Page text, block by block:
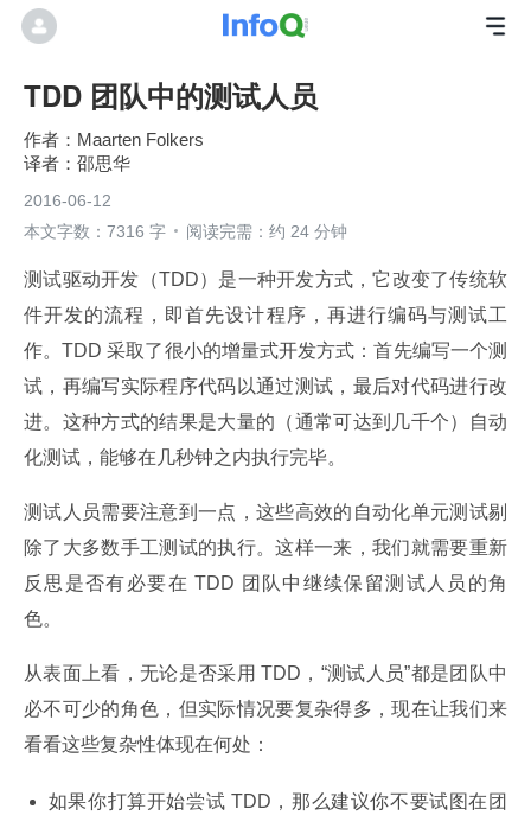
TDD 团队中的测试人员
Maarten Folkers
邵思华
2016-06-12
本文字数：7316 字
阅读完需：约 24 分钟
测试驱动开发（TDD）是一种开发方式，它改变了传统软
件开发的流程，即首先设计程序，再进行编码与测试工
作。TDD 采取了很小的增量式开发方式：首先编写一个测
试，再编写实际程序代码以通过测试，最后对代码进行改
进。这种方式的结果是大量的（通常可达到几千个）自动
化测试，能够在几秒钟之内执行完毕。
测试人员需要注意到一点，这些高效的自动化单元测试剔
除了大多数手工测试的执行。这样一来，我们就需要重新
反思是否有必要在 TDD 团队中继续保留测试人员的角
色。
从表面上看，无论是否采用 TDD，“测试人员”都是团队中
必不可少的角色，但实际情况要复杂得多，现在让我们来
看看这些复杂性体现在何处：
如果你打算开始尝试 TDD，那么建议你不要试图在团